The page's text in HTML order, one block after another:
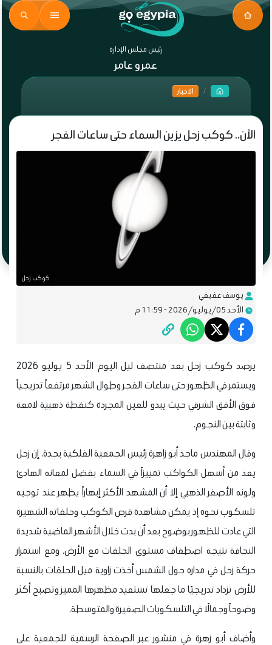
رئيس مجلس الإدارة
عمرو عامر
الاخبار
الآن.. كوكب زحل يزين السماء حتى ساعات الفجر
كوكب زحل
يوسف عفيفي
الأحد 05/يوليو/2026 - 11:59 م
يرصد كوكب زحل بعد منتصف ليل اليوم الأحد 5 يوليو 2026
ويستمر في الظهور حتى ساعات الفجر وطوال الشهر مرتفعاً تدريجياً
فوق الأفق الشرقي حيث يبدو للعين المجردة كنقطة ذهبية لامعة
وثابتة بين النجوم.
وقال المهندس ماجد أبو زاهرة رئيس الجمعية الفلكية بجدة، إن زحل
يعد من أسهل الكواكب تمييزاً في السماء بفضل لمعانه الهادئ
ولونه الأصفر الذهبي إلا أن المشهد الأكثر إبهاراً يظهر عند توجيه
تلسكوب نحوه إذ يمكن مشاهدة قرص الكوكب وحلقاته الشهيرة
التي عادت للظهور بوضوح بعد أن بدت خلال الأشهر الماضية شديدة
النحافة نتيجة اصطفاف مستوى الحلقات مع الأرض. ومع استمرار
حركة زحل في مداره حول الشمس أخذت زاوية ميل الحلقات بالنسبة
للأرض تزداد تدريجيًا ما جعلها تستعيد مظهرها المميز وتصبح أكثر
وضوحاً وجمالًا في التلسكوبات الصغيرة والمتوسطة.
وأضاف أبو زهرة في منشور عبر الصفحة الرسمية للجمعية على